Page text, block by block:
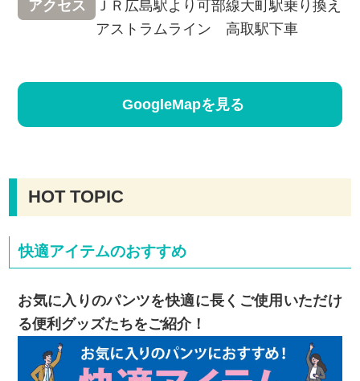
アクセス
ＪＲ広島駅より可部線大町駅乗り換え
アストラムライン 高取駅下車
GoogleMapを見る
HOT TOPIC
快適アイテムのおすすめ
お気に入りのパンツを快適に長くご使用いただけ
る便利グッズたちをご紹介！